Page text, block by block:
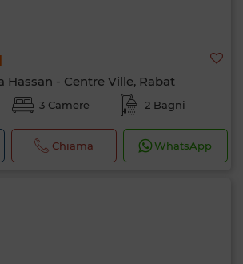
- Centre Ville, Rabat
3 Camere 2 Bagni
Chiama WhatsApp